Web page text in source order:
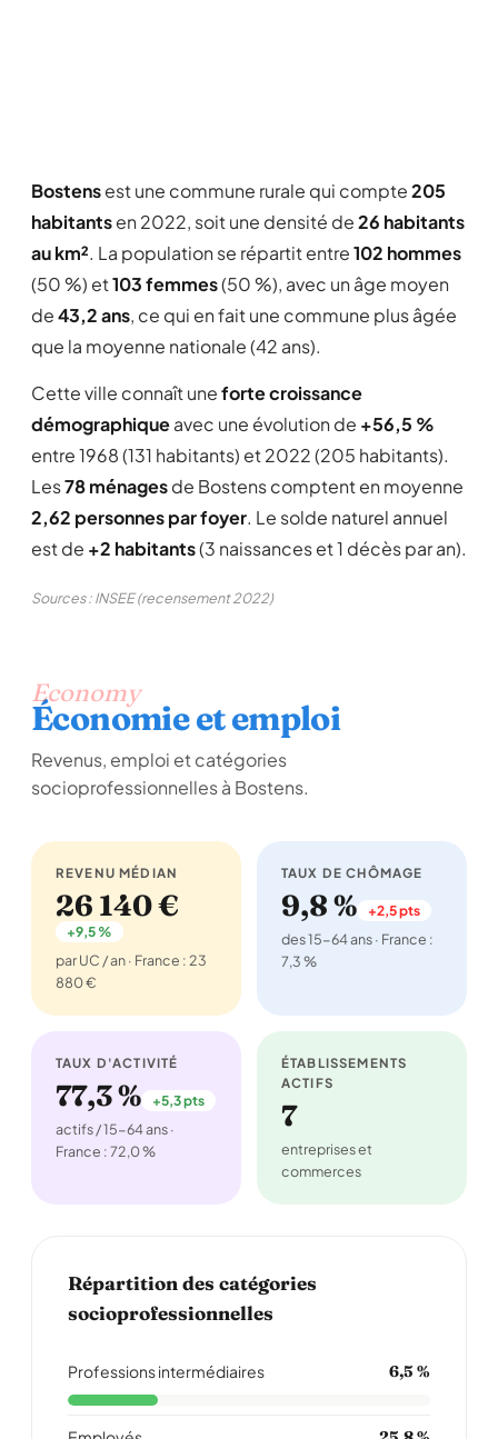
Bostensest une commune rurale qui compte205
habitantsen 2022, soit une densité de26 habitants
au km². La population se répartit entre102 hommes
(50 %) et103 femmes(50 %), avec un âge moyen
de43,2 ans, ce qui en fait une commune plus âgée
que la moyenne nationale (42 ans).
Cette ville connaît uneforte croissance
démographiqueavec une évolution de +56,5 %
entre 1968 (131 habitants) et 2022 (205 habitants).
Les78 ménagesde Bostens comptent en moyenne
2,62 personnes par foyer. Le solde naturel annuel
est de +2 habitants(3 naissances et 1 décès par an).
Sources : INSEE (recensement 2022)
Economy
Économie et emploi
Revenus, emploi et catégories
socioprofessionnelles à Bostens.
REVENU MÉDIAN
26 140 €
+9,5 %
par UC / an · France : 23
880 €
TAUX DE CHÔMAGE
9,8 % +2,5 pts
des 15-64 ans · France :
7,3 %
TAUX D'ACTIVITÉ
77,3 % +5,3 pts
actifs / 15-64 ans ·
France : 72,0 %
ÉTABLISSEMENTS
ACTIFS
7
entreprises et
commerces
Répartition des catégories
socioprofessionnelles
Professions intermédiaires 6,5 %